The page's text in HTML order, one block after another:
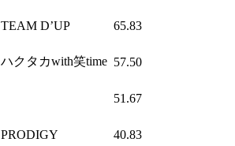
TEAM D’UP 65.83
ハクタカwith笑time 57.50
51.67
PRODIGY 40.83